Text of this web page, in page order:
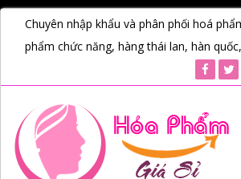
Chuyên nhập khẩu và phân phối hoá
phẩm chức năng, hàng thái lan, hàn